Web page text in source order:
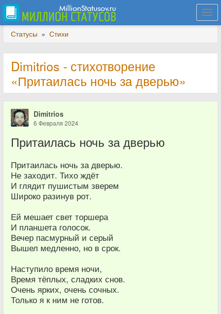
Статусы » Стихи
Dimitrios - стихотворение
«Притаилась ночь за дверью»
Dimitrios
6 Февраля 2024
Притаилась ночь за дверью
Притаилась ночь за дверью.
Не заходит. Тихо ждёт
И глядит пушистым зверем
Широко разинув рот.
Ей мешает свет торшера
И планшета голосок.
Вечер пасмурный и серый
Вышел медленно, но в срок.
Наступило время ночи,
Время тёплых, сладких снов.
Очень ярких, очень сочных.
Только я к ним не готов.